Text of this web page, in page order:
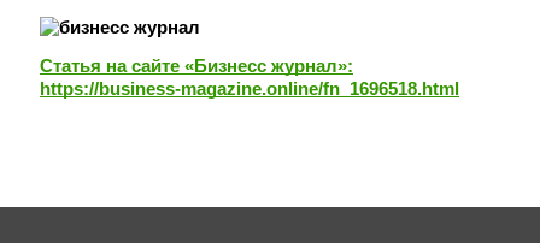
Статья на сайте «Бизнесс журнал»:
https://business-magazine.online/fn_1696518.html